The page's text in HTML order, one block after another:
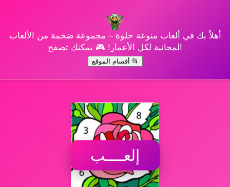
أهلاً بك في ألعاب منوعة حلوة – مجموعة ضخمة من الألعاب
المجانية لكل الأعمار! 🎮 يمكنك تصفح
📂 أقسام الموقع
إلعــــب